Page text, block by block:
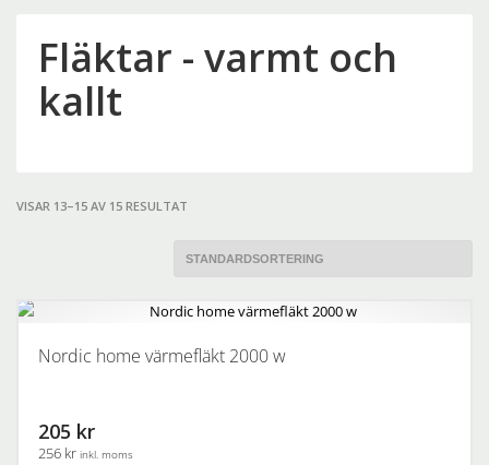
Fläktar - varmt och
kallt
VISAR 13–15 AV 15 RESULTAT
Nordic home värmefläkt 2000 w
205 kr
256 kr inkl. moms